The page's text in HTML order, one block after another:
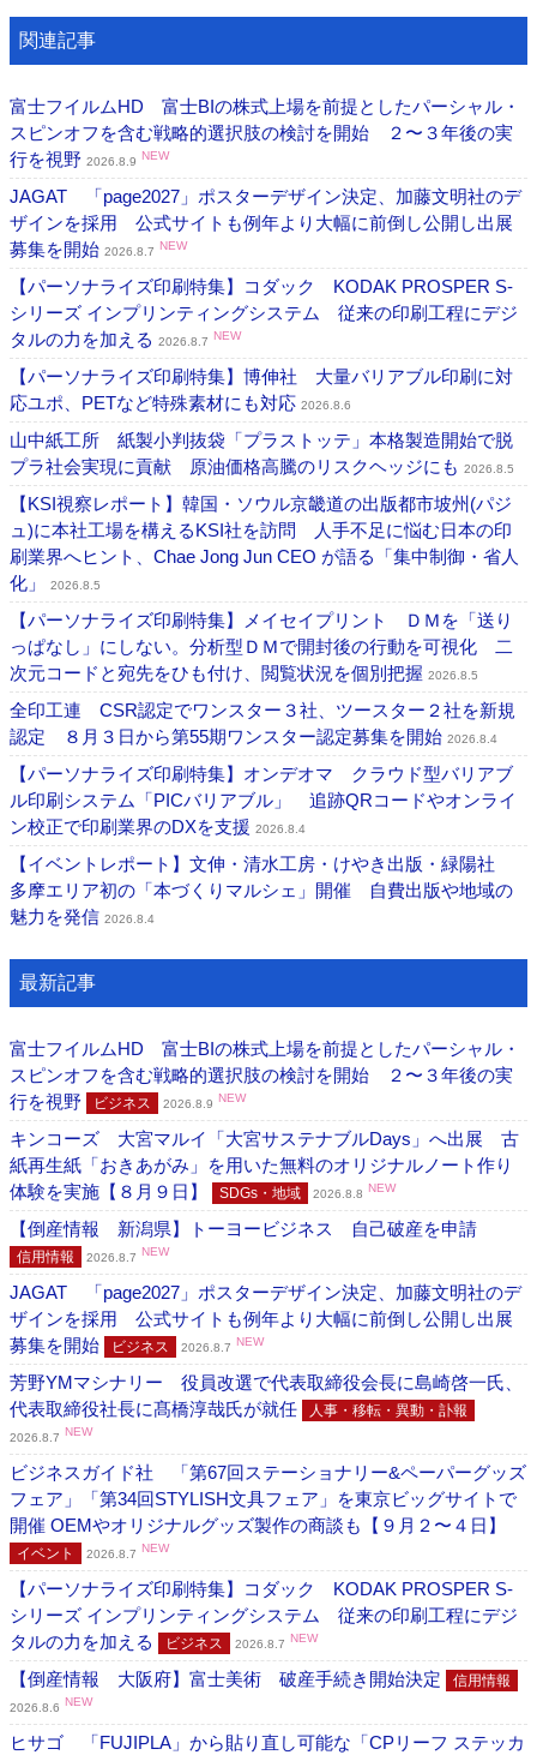
関連記事
富士フイルムHD 富士BIの株式上場を前提としたパーシャル・
スピンオフを含む戦略的選択肢の検討を開始 ２〜３年後の実
行を視野 2026.8.9 NEW
JAGAT 「page2027」ポスターデザイン決定、加藤文明社のデ
ザインを採用 公式サイトも例年より大幅に前倒し公開し出展
募集を開始 2026.8.7 NEW
【パーソナライズ印刷特集】コダック KODAK PROSPER S-
シリーズ インプリンティングシステム 従来の印刷工程にデジ
タルの力を加える 2026.8.7 NEW
【パーソナライズ印刷特集】博伸社 大量バリアブル印刷に対
応ユポ、PETなど特殊素材にも対応 2026.8.6
山中紙工所 紙製小判抜袋「プラストッテ」本格製造開始で脱
プラ社会実現に貢献 原油価格高騰のリスクヘッジにも 2026.8.5
【KSI視察レポート】韓国・ソウル京畿道の出版都市坡州(パジ
ュ)に本社工場を構えるKSI社を訪問 人手不足に悩む日本の印
刷業界へヒント、Chae Jong Jun CEO が語る「集中制御・省人
化」
2026.8.5
【パーソナライズ印刷特集】メイセイプリント ＤＭを「送り
っぱなし」にしない。分析型ＤＭで開封後の行動を可視化 二
次元コードと宛先をひも付け、閲覧状況を個別把握 2026.8.5
全印工連 CSR認定でワンスター３社、ツースター２社を新規
認定 ８月３日から第55期ワンスター認定募集を開始 2026.8.4
【パーソナライズ印刷特集】オンデオマ クラウド型バリアブ
ル印刷システム「PICバリアブル」 追跡QRコードやオンライ
ン校正で印刷業界のDXを支援 2026.8.4
【イベントレポート】文伸・清水工房・けやき出版・緑陽社
多摩エリア初の「本づくりマルシェ」開催 自費出版や地域の
魅力を発信 2026.8.4
最新記事
富士フイルムHD 富士BIの株式上場を前提としたパーシャル・
スピンオフを含む戦略的選択肢の検討を開始 ２〜３年後の実
行を視野
ビジネス 2026.8.9 NEW
キンコーズ 大宮マルイ「大宮サステナブルDays」へ出展 古
紙再生紙「おきあがみ」を用いた無料のオリジナルノート作り
体験を実施【８月９日】
SDGs・地域 2026.8.8 NEW
【倒産情報 新潟県】トーヨービジネス 自己破産を申請
信用情報 2026.8.7 NEW
JAGAT 「page2027」ポスターデザイン決定、加藤文明社のデ
ザインを採用 公式サイトも例年より大幅に前倒し公開し出展
募集を開始
ビジネス 2026.8.7 NEW
芳野YMマシナリー 役員改選で代表取締役会長に島崎啓一氏、
代表取締役社長に髙橋淳哉氏が就任
人事・移転・異動・訃報
2026.8.7 NEW
ビジネスガイド社 「第67回ステーショナリー&ペーパーグッズ
フェア」「第34回STYLISH文具フェア」を東京ビッグサイトで
開催 OEMやオリジナルグッズ製作の商談も【９月２〜４日】
イベント 2026.8.7 NEW
【パーソナライズ印刷特集】コダック KODAK PROSPER S-
シリーズ インプリンティングシステム 従来の印刷工程にデジ
タルの力を加える
ビジネス 2026.8.7 NEW
【倒産情報 大阪府】富士美術 破産手続き開始決定 信用情報
2026.8.6 NEW
ヒサゴ 「FUJIPLA」から貼り直し可能な「CPリーフ ステッカ